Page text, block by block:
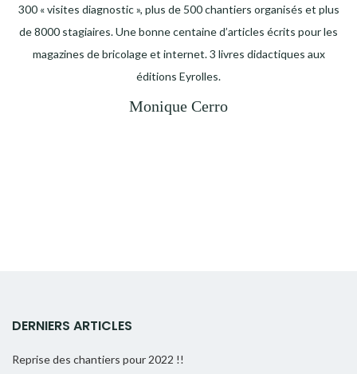
300 « visites diagnostic », plus de 500 chantiers organisés et plus
de 8000 stagiaires. Une bonne centaine d’articles écrits pour les
magazines de bricolage et internet. 3 livres didactiques aux
éditions Eyrolles.
Monique Cerro
DERNIERS ARTICLES
Reprise des chantiers pour 2022 !!